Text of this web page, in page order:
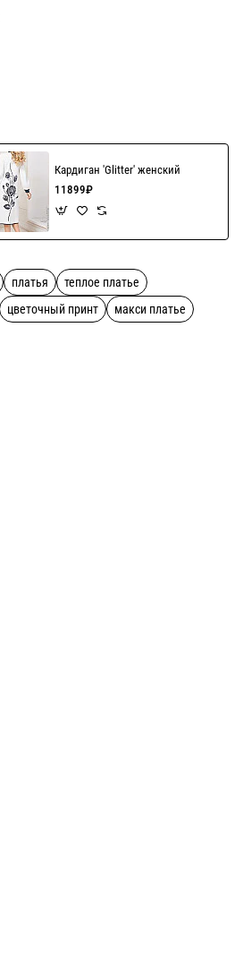
Кардиган 'Glitter' женский
11899₽
платья
теплое платье
цветочный принт
макси платье